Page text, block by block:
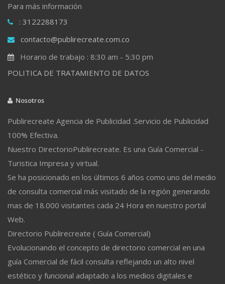
Para más información
: 3122288173
contacto@publirecreate.com.co
Horario de trabajo : 8:30 am - 5:30 pm
POLITICA DE TRATAMIENTO DE DATOS
Nosotros
Publirecreate Agencia de Publicidad .Servicio de Publicidad
100% Efectiva.
Nuestro DirectorioPublirecreate. Es una Guía Comercial -
Turistica Impresa y virtual.
Se ha posicionado en los últimos 6 años como uno del medio
de consulta comercial más visitado de la región generando
mas de 18.000 visitantes cada 24 Hora en nuestro portal
Web.
Directorio Publirecreate ( Guía Comercial)
Evolucionando el concepto de directorio comercial en una
guía Comercial de fácil consulta reflejando un alto nivel
estético y funcional adaptado a los medios digitales e